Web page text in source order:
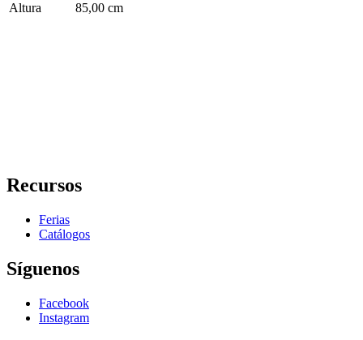
Altura
85,00 cm
Recursos
Ferias
Catálogos
Síguenos
Facebook
Instagram